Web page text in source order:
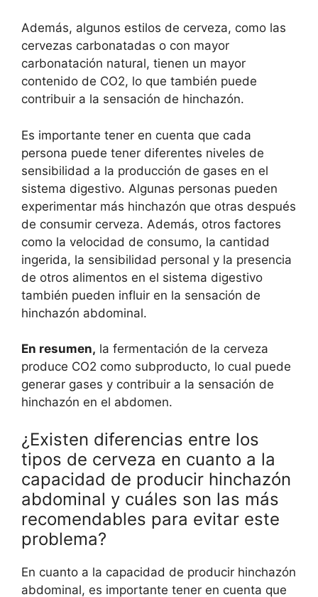
Además, algunos estilos de cerveza, como las
cervezas carbonatadas o con mayor
carbonatación natural, tienen un mayor
contenido de CO2, lo que también puede
contribuir a la sensación de hinchazón.
Es importante tener en cuenta que cada
persona puede tener diferentes niveles de
sensibilidad a la producción de gases en el
sistema digestivo. Algunas personas pueden
experimentar más hinchazón que otras después
de consumir cerveza. Además, otros factores
como la velocidad de consumo, la cantidad
ingerida, la sensibilidad personal y la presencia
de otros alimentos en el sistema digestivo
también pueden influir en la sensación de
hinchazón abdominal.
En resumen, la fermentación de la cerveza
produce CO2 como subproducto, lo cual puede
generar gases y contribuir a la sensación de
hinchazón en el abdomen.
¿Existen diferencias entre los
tipos de cerveza en cuanto a la
capacidad de producir hinchazón
abdominal y cuáles son las más
recomendables para evitar este
problema?
En cuanto a la capacidad de producir hinchazón
abdominal, es importante tener en cuenta que